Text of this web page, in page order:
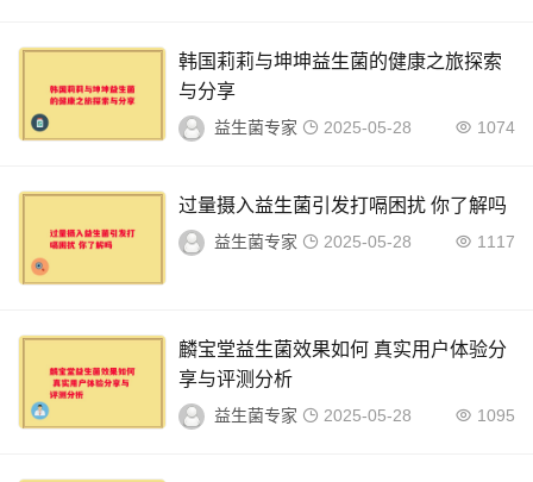
韩国莉莉与坤坤益生菌的健康之旅探索
与分享
益生菌专家 2025-05-28 1074
过量摄入益生菌引发打嗝困扰 你了解吗
益生菌专家 2025-05-28 1117
麟宝堂益生菌效果如何 真实用户体验分
享与评测分析
益生菌专家 2025-05-28 1095